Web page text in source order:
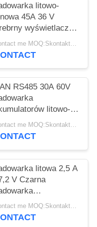
litowo-
45A 36 V
wyświetlacz
Stop aluminium
Contact me MOQ:Skontaktuj się ze mną
RS485 30A 60V
litowo-
Bluetooth o
mocy
Contact me MOQ:Skontaktuj się ze mną
litowa 2,5 A
V Czarna
litowa 2a
V
Contact me MOQ:Skontaktuj się ze mną